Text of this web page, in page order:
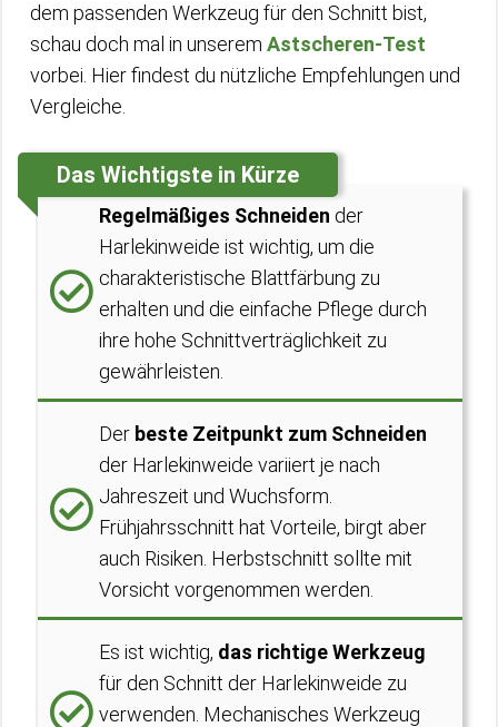
dem passenden Werkzeug für den Schnitt bist,
schau doch mal in unserem Astscheren-Test
vorbei. Hier findest du nützliche Empfehlungen und
Vergleiche.
Das Wichtigste in Kürze
Regelmäßiges Schneiden der
Harlekinweide ist wichtig, um die
charakteristische Blattfärbung zu
erhalten und die einfache Pflege durch
ihre hohe Schnittverträglichkeit zu
gewährleisten.
Der beste Zeitpunkt zum Schneiden
der Harlekinweide variiert je nach
Jahreszeit und Wuchsform.
Frühjahrsschnitt hat Vorteile, birgt aber
auch Risiken. Herbstschnitt sollte mit
Vorsicht vorgenommen werden.
Es ist wichtig, das richtige Werkzeug
für den Schnitt der Harlekinweide zu
verwenden. Mechanisches Werkzeug